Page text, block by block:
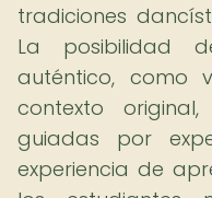
tradiciones
La posibilidad
auténtico, como
contexto
guiadas por
experiencia de